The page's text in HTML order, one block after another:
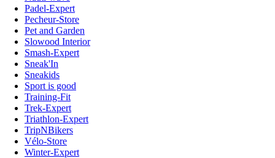
Padel-Expert
Pecheur-Store
Pet and Garden
Slowood Interior
Smash-Expert
Sneak'In
Sneakids
Sport is good
Training-Fit
Trek-Expert
Triathlon-Expert
TripNBikers
Vélo-Store
Winter-Expert